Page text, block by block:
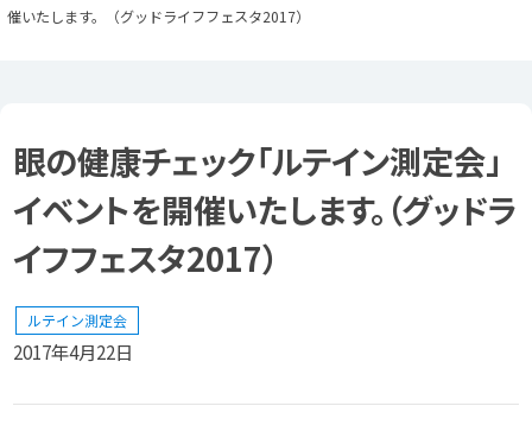
催いたします。（グッドライフフェスタ2017）
眼の健康チェック「ルテイン測定会」
イベントを開催いたします。（グッドラ
イフフェスタ2017）
ルテイン測定会
2017年4月22日